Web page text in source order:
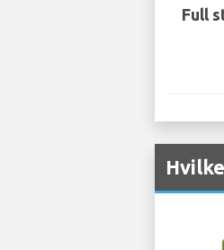
Full